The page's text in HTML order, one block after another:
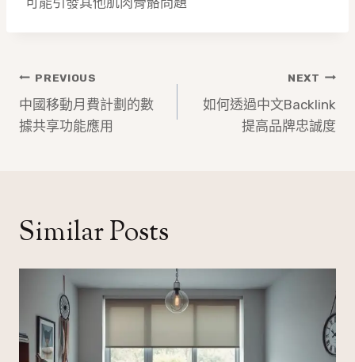
文
章
導
PREVIOUS
中國移動月費計劃的數
據共享功能應用
NEXT
如何透過中文Backlink
提高品牌忠誠度
Similar Posts